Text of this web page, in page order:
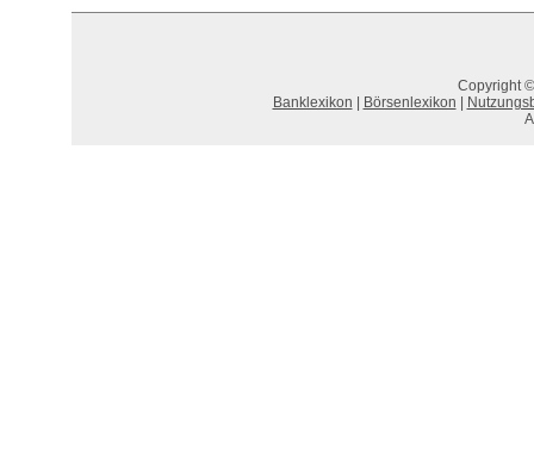
Copyright
Banklexikon
Börsenlexikon